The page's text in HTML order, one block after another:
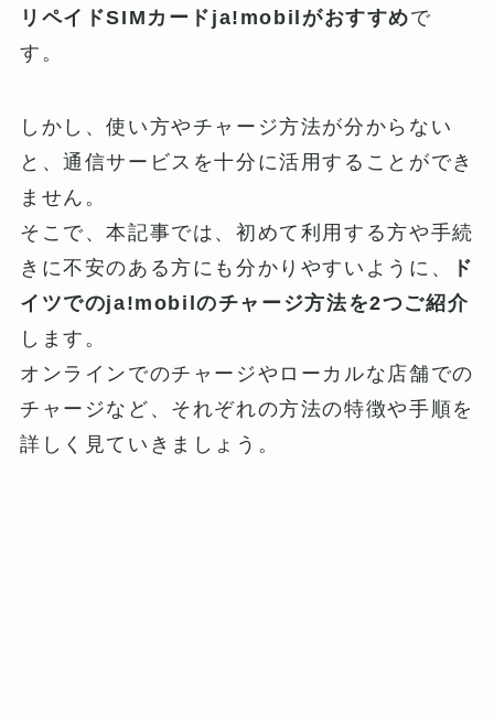
リペイドSIMカードja!mobilがおすすめで
す。
しかし、使い方やチャージ方法が分からない
と、通信サービスを十分に活用することができ
ません。
そこで、本記事では、初めて利用する方や手続
きに不安のある方にも分かりやすいように、
ド
イツでのja!mobilのチャージ方法を2つご紹介
します。
オンラインでのチャージやローカルな店舗での
チャージなど、それぞれの方法の特徴や手順を
詳しく見ていきましょう。